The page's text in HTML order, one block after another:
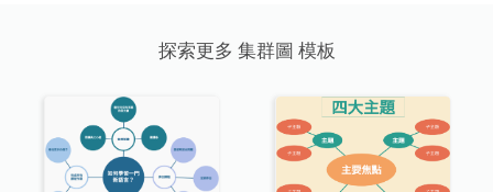
探索更多 集群圖 模板